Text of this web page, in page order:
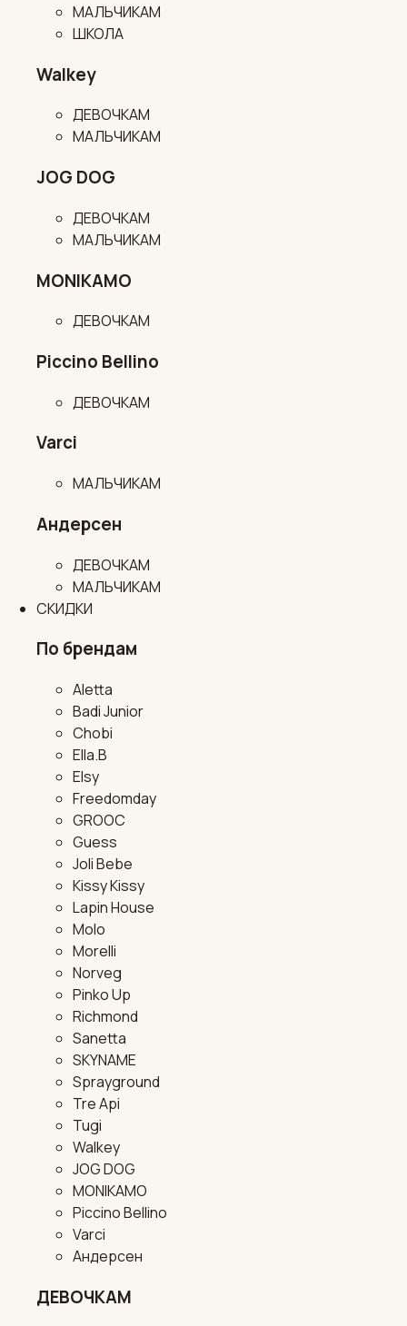
МАЛЬЧИКАМ
ШКОЛА
Walkey
ДЕВОЧКАМ
МАЛЬЧИКАМ
JOG DOG
ДЕВОЧКАМ
МАЛЬЧИКАМ
MONIKAMO
ДЕВОЧКАМ
Piccino Bellino
ДЕВОЧКАМ
Varci
МАЛЬЧИКАМ
Андерсен
ДЕВОЧКАМ
МАЛЬЧИКАМ
СКИДКИ
По брендам
Aletta
Badi Junior
Chobi
Ella.B
Elsy
Freedomday
GROOC
Guess
Joli Bebe
Kissy Kissy
Lapin House
Molo
Morelli
Norveg
Pinko Up
Richmond
Sanetta
SKYNAME
Sprayground
Tre Api
Tugi
Walkey
JOG DOG
MONIKAMO
Piccino Bellino
Varci
Андерсен
ДЕВОЧКАМ